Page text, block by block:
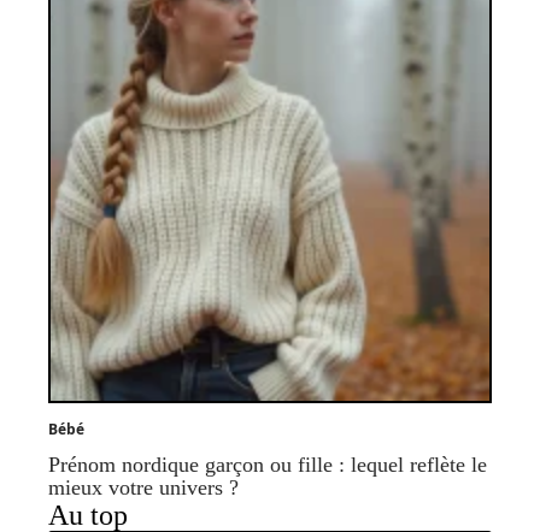
Bébé
Prénom nordique garçon ou fille : lequel reflète le
mieux votre univers ?
Au top